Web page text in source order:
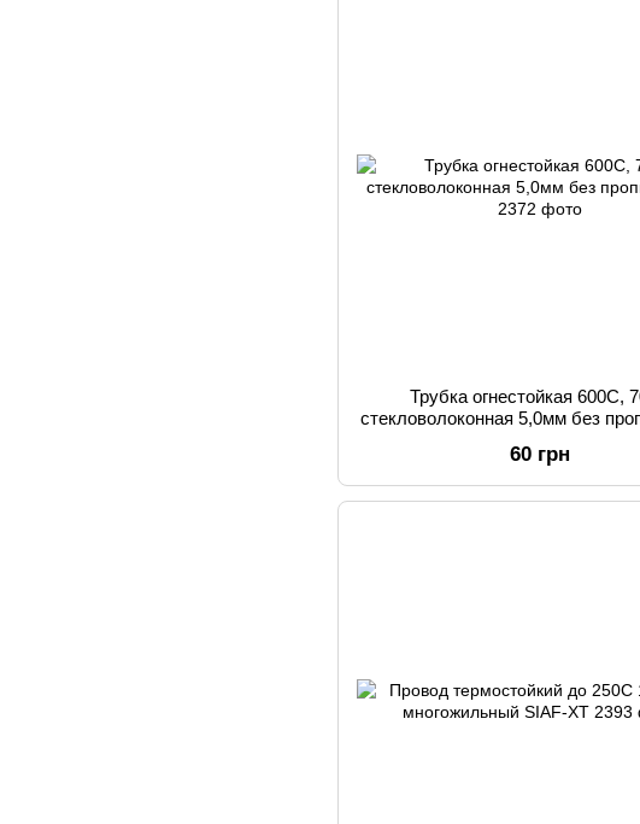
Трубка огнестойкая 600С,
стекловолоконная 5,0мм без
60 грн